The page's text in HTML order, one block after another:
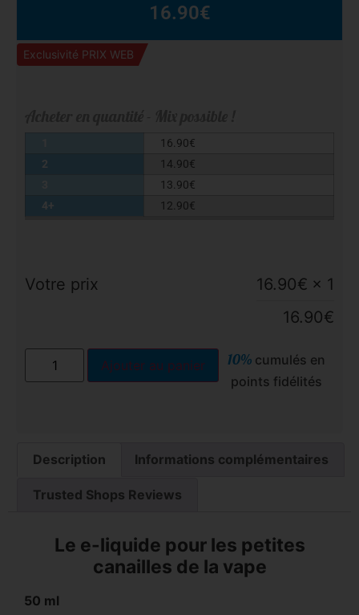
16.90€
Exclusivité PRIX WEB
16.90€
2
14.90€
13.90€
4+
12.90€
Votre prix 16.90€ × 1
16.90€
Ajouter au panier 10% cumulés en
points fidélités
Description Informations complémentaires
Trusted Shops Reviews
Le e-liquide pour les petites
canailles de la vape
50 ml